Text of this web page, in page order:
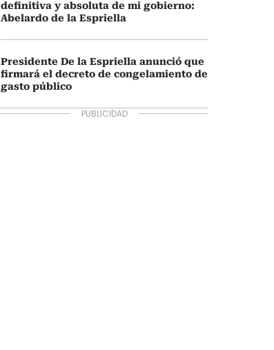
definitiva y absoluta de mi gobierno:
Abelardo de la Espriella
Presidente De la Espriella anunció que
firmará el decreto de congelamiento de
gasto público